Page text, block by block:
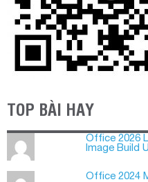
TOP BÀI HAY
Office 2026
Image Build
Office 2024